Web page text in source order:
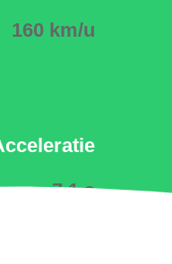
160 km/u
7.1 s